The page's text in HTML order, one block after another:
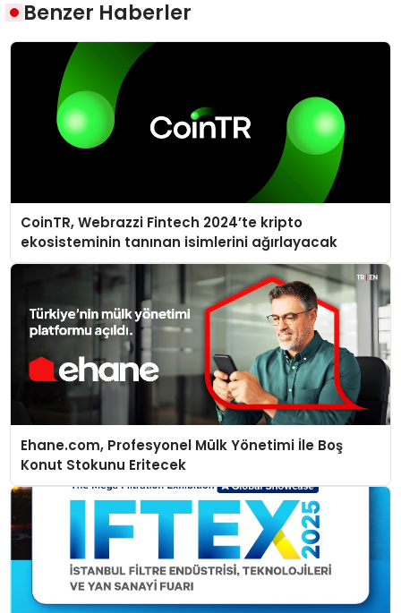
Benzer Haberler
CoinTR, Webrazzi Fintech 2024’te kripto
ekosisteminin tanınan isimlerini ağırlayacak
Ehane.com, Profesyonel Mülk Yönetimi İle Boş
Konut Stokunu Eritecek